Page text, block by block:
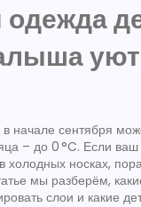
начале сентября
– до 0 °C. Если
холодных носках,
мы разберём,
слои и какие